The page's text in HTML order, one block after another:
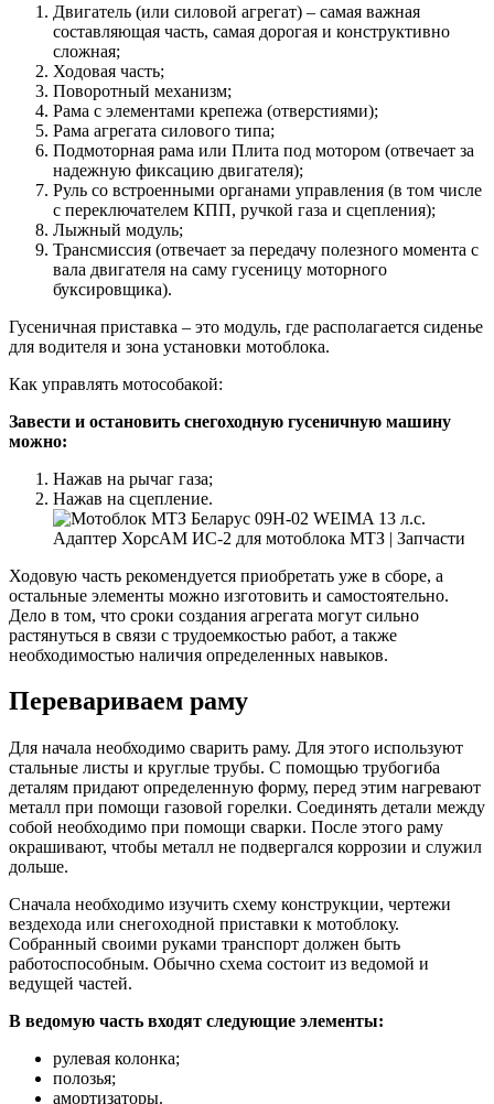
Двигатель (или силовой агрегат) – самая важная
составляющая часть, самая дорогая и конструктивно
сложная;
Ходовая часть;
Поворотный механизм;
Рама с элементами крепежа (отверстиями);
Рама агрегата силового типа;
Подмоторная рама или Плита под мотором (отвечает за
надежную фиксацию двигателя);
Руль со встроенными органами управления (в том числе
с переключателем КПП, ручкой газа и сцепления);
Лыжный модуль;
Трансмиссия (отвечает за передачу полезного момента с
вала двигателя на саму гусеницу моторного
буксировщика).
Гусеничная приставка – это модуль, где располагается сиденье
для водителя и зона установки мотоблока.
Как управлять мотособакой:
Завести и остановить снегоходную гусеничную машину
можно:
Нажав на рычаг газа;
Нажав на сцепление.
Ходовую часть рекомендуется приобретать уже в сборе, а
остальные элементы можно изготовить и самостоятельно.
Дело в том, что сроки создания агрегата могут сильно
растянуться в связи с трудоемкостью работ, а также
необходимостью наличия определенных навыков.
Перевариваем раму
Для начала необходимо сварить раму. Для этого используют
стальные листы и круглые трубы. С помощью трубогиба
деталям придают определенную форму, перед этим нагревают
металл при помощи газовой горелки. Соединять детали между
собой необходимо при помощи сварки. После этого раму
окрашивают, чтобы металл не подвергался коррозии и служил
дольше.
Сначала необходимо изучить схему конструкции, чертежи
вездехода или снегоходной приставки к мотоблоку.
Собранный своими руками транспорт должен быть
работоспособным. Обычно схема состоит из ведомой и
ведущей частей.
В ведомую часть входят следующие элементы:
рулевая колонка;
полозья;
амортизаторы.